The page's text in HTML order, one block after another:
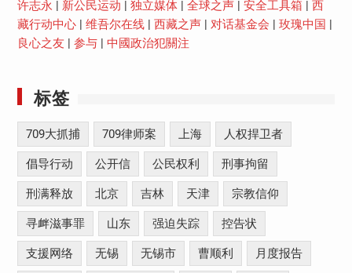
许志永
新公民运动 独立媒体| 全球之声| 安全工具箱
西
藏行动中心| 维吾尔在线| 西藏之声| 对话基金会 玫瑰中国
良心之友
参与| 中國政治犯關注
标签
709大抓捕 709律师案 上海 人权捍卫者
倡导行动 公开信 公民权利 刑事拘留
刑满释放 北京 吉林 天津 宗教信仰
寻衅滋事罪 山东 强迫失踪 控告状
支援网络 无锡 无锡市 曹顺利 月度报告